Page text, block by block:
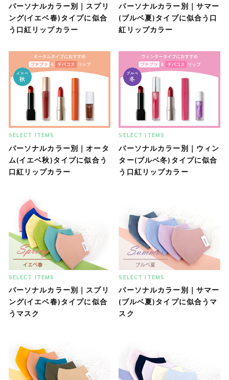
パーソナルカラー別｜スプリ
ング(イエベ春)タイプに似合
う口紅リップカラー
パーソナルカラー別｜サマー
(ブルベ夏)タイプに似合う口
紅リップカラー
SELECT ITEMS
パーソナルカラー別｜オータ
ム(イエベ秋)タイプに似合う
口紅リップカラー
SELECT ITEMS
パーソナルカラー別｜ウィン
ター(ブルベ冬)タイプに似合
う口紅リップカラー
SELECT ITEMS
パーソナルカラー別｜スプリ
ング(イエベ春)タイプに似合
うマスク
SELECT ITEMS
パーソナルカラー別｜サマー
(ブルベ夏)タイプに似合うマ
スク